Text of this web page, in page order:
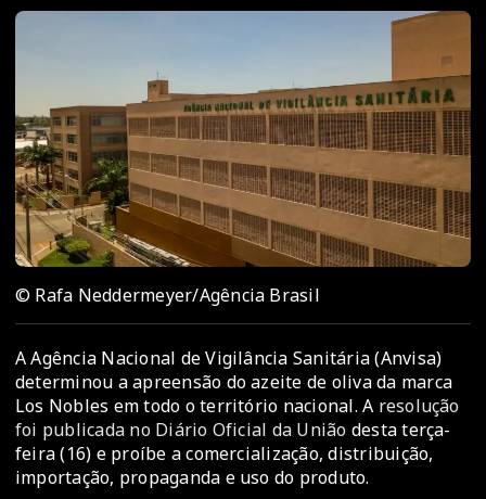
© Rafa Neddermeyer/Agência Brasil
A Agência Nacional de Vigilância Sanitária (Anvisa)
determinou a apreensão do azeite de oliva da marca
Los Nobles em todo o território nacional. A resolução
foi publicada no Diário Oficial da União desta terça-
feira (16) e proíbe a comercialização, distribuição,
importação, propaganda e uso do produto.